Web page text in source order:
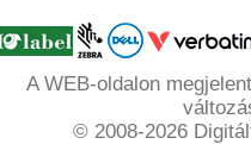
A WEB-oldalon
© 2008-2026